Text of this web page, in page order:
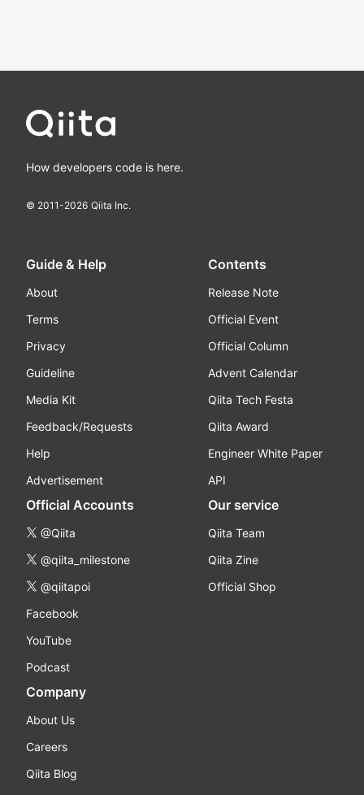
How developers code is here.
© 2011-2026 Qiita Inc.
Guide & Help
About
Terms
Privacy
Guideline
Media Kit
Feedback/Requests
Help
Advertisement
Contents
Release Note
Official Event
Official Column
Advent Calendar
Qiita Tech Festa
Qiita Award
Engineer White Paper
API
Official Accounts
@Qiita
@qiita_milestone
@qiitapoi
Facebook
YouTube
Podcast
Our service
Qiita Team
Qiita Zine
Official Shop
Company
About Us
Careers
Qiita Blog